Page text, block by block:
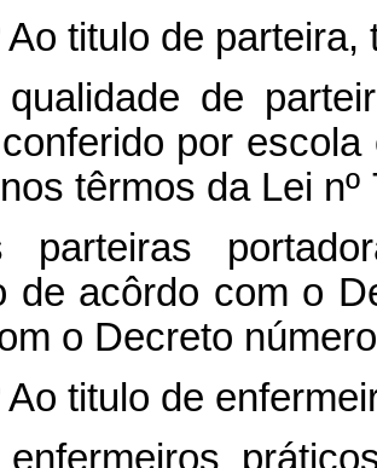
Ao titulo de parteira,
de
por
têrmos da Lei
parteiras
de acôrdo com o
o Decreto
Ao titulo de